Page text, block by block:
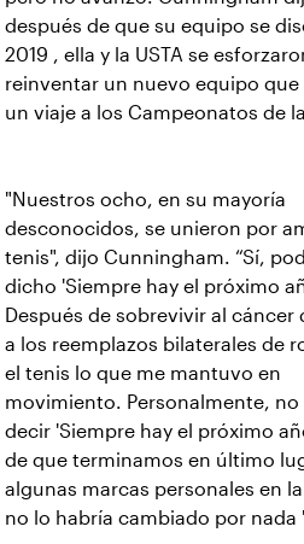
después de que su equipo se
2019 , ella y la USTA se
reinventar un nuevo equipo que
un viaje a los Campeonatos de
"Nuestros ocho, en su mayoría
desconocidos, se unieron por
tenis", dijo Cunningham. “Sí,
dicho 'Siempre hay el próximo
Después de sobrevivir al cáncer
a los reemplazos bilaterales de
el tenis lo que me mantuvo en
movimiento. Personalmente, no
decir 'Siempre hay el próximo
de que terminamos en último
algunas marcas personales en
no lo habría cambiado por nada